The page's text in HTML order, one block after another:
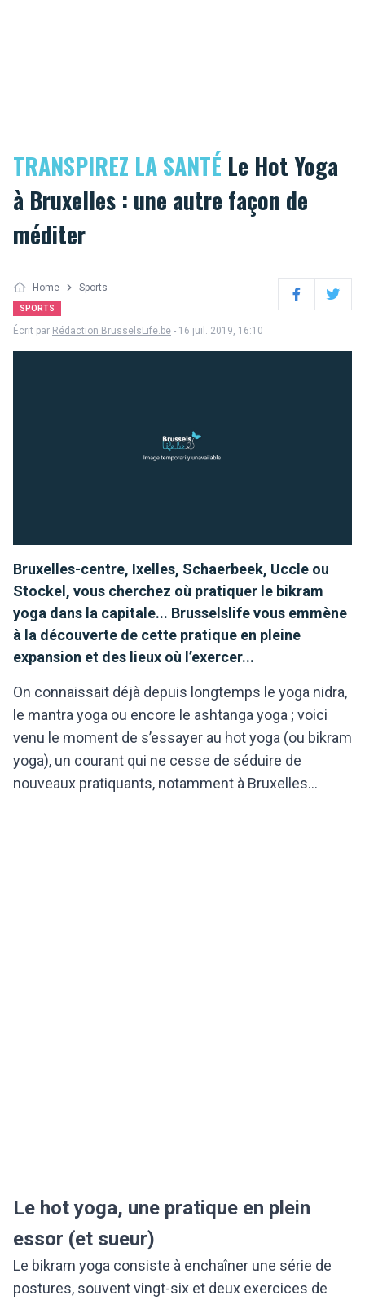
TRANSPIREZ LA SANTÉ Le Hot Yoga
à Bruxelles : une autre façon de
méditer
Home Sports
SPORTS FacebookTwitter
Écrit par Rédaction BrusselsLife.be - 16 juil. 2019, 16:10
Bruxelles-centre, Ixelles, Schaerbeek, Uccle ou
Stockel, vous cherchez où pratiquer le bikram
yoga dans la capitale... Brusselslife vous emmène
à la découverte de cette pratique en pleine
expansion et des lieux où l’exercer...
On connaissait déjà depuis longtemps le yoga nidra,
le mantra yoga ou encore le ashtanga yoga ; voici
venu le moment de s’essayer au hot yoga (ou bikram
yoga), un courant qui ne cesse de séduire de
nouveaux pratiquants, notamment à Bruxelles...
Le hot yoga, une pratique en plein
essor (et sueur)
Le bikram yoga consiste à enchaîner une série de
postures, souvent vingt-six et deux exercices de